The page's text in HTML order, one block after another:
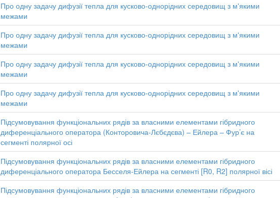
Про одну задачу дифузії тепла для кусково-однорідних середовищ з м'якими
межами
Про одну задачу дифузії тепла для кусково-однорідних середовищ з м'якими
межами
Про одну задачу дифузії тепла для кусково-однорідних середовищ з м'якими
межами
Про одну задачу дифузії тепла для кусково-однорідних середовищ з м'якими
межами
Підсумовування функціональних рядів за власними елементами гібридного
диференціального оператора (Конторовича-Лєбєдєва) – Ейлера – Фур’є на
сегменті полярної осі
Підсумовування функціональних рядів за власними елементами гібридного
диференціального оператора Бесселя-Ейлера на сегменті [R0, R2] полярної вісі
Підсумовування функціональних рядів за власними елементами гібридного